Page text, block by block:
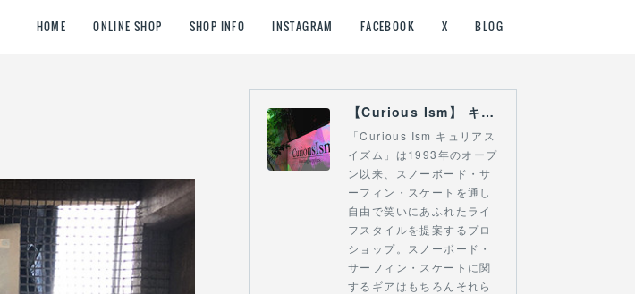
HOME ONLINE SHOP SHOP INFO INSTAGRAM FACEBOOK X BLOG
【Curious Ism】 キュリアスイズム l スノーボードショップ サーフショップ 福島県 会津若松市 郡山市 通販
「Curious Ism キュリアス
イズム」は1993年のオープ
ン以来、スノーボード・サ
ーフィン・スケートを通し
自由で笑いにあふれたライ
フスタイルを提案するプロ
ショップ。スノーボード・
サーフィン・スケートに関
するギアはもちろんそれら